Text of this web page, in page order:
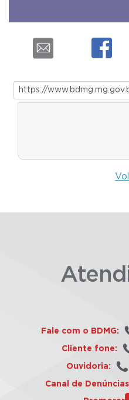
Fale com o BDMG:
Cliente fone:
Ouvidoria:
Canal de